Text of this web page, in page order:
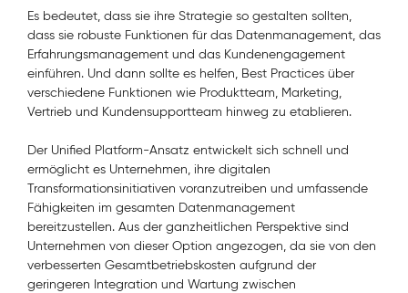
Es bedeutet, dass sie ihre Strategie so gestalten sollten,
dass sie robuste Funktionen für das Datenmanagement, das
Erfahrungsmanagement und das Kundenengagement
einführen. Und dann sollte es helfen, Best Practices über
verschiedene Funktionen wie Produktteam, Marketing,
Vertrieb und Kundensupportteam hinweg zu etablieren.
Der Unified Platform-Ansatz entwickelt sich schnell und
ermöglicht es Unternehmen, ihre digitalen
Transformationsinitiativen voranzutreiben und umfassende
Fähigkeiten im gesamten Datenmanagement
bereitzustellen. Aus der ganzheitlichen Perspektive sind
Unternehmen von dieser Option angezogen, da sie von den
verbesserten Gesamtbetriebskosten aufgrund der
geringeren Integration und Wartung zwischen